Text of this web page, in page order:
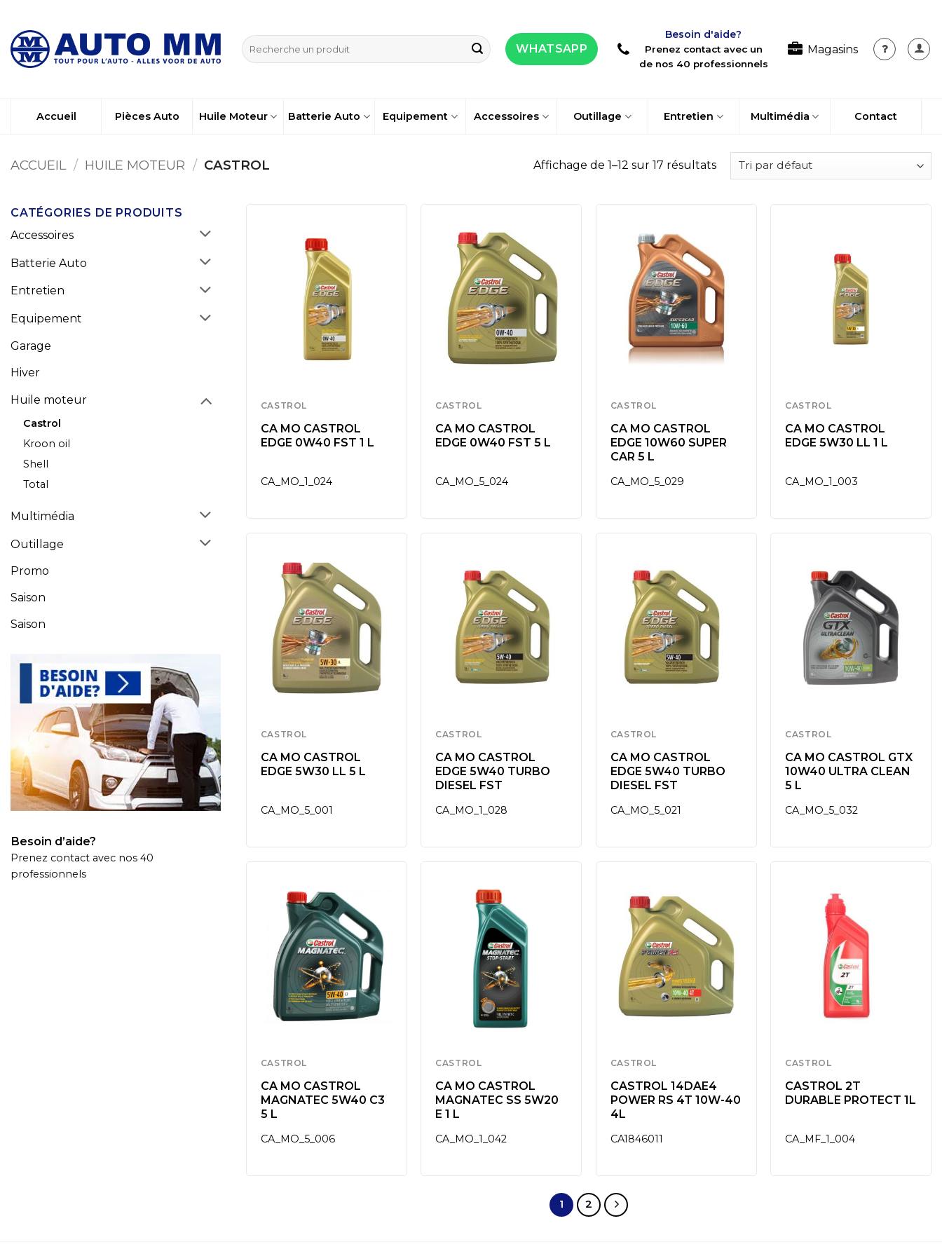
contenu
Recherche
pour :
WHATSAPP
Besoin d'aide?
Prenez contact avec un
de nos 40 professionnels
Magasins
Accueil Pièces Auto Huile Moteur Batterie Auto Equipement Accessoires Outillage Entretien Multimédia Contact
ACCUEIL / HUILE MOTEUR / CASTROL Affichage de 1–12 sur 17 résultats
CATÉGORIES DE PRODUITS
Accessoires
Batterie Auto
Entretien
Equipement
Garage
Hiver
Huile moteur
Castrol
Kroon oil
Shell
Total
Multimédia
Outillage
Promo
Saison
Saison
Besoin d’aide?
Prenez contact avec nos 40
professionnels
CASTROL
CA MO CASTROL
EDGE 0W40 FST 1 L
CA_MO_1_024
CASTROL
CA MO CASTROL
EDGE 0W40 FST 5 L
CA_MO_5_024
CASTROL
CA MO CASTROL
EDGE 10W60 SUPER
CAR 5 L
CA_MO_5_029
CASTROL
CA MO CASTROL
EDGE 5W30 LL 1 L
CA_MO_1_003
CASTROL
CA MO CASTROL
EDGE 5W30 LL 5 L
CA_MO_5_001
CASTROL
CA MO CASTROL
EDGE 5W40 TURBO
DIESEL FST
CA_MO_1_028
CASTROL
CA MO CASTROL
EDGE 5W40 TURBO
DIESEL FST
CA_MO_5_021
CASTROL
CA MO CASTROL GTX
10W40 ULTRA CLEAN
5 L
CA_MO_5_032
CASTROL
CA MO CASTROL
MAGNATEC 5W40 C3
5 L
CA_MO_5_006
CASTROL
CA MO CASTROL
MAGNATEC SS 5W20
E 1 L
CA_MO_1_042
CASTROL
CASTROL 14DAE4
POWER RS 4T 10W-40
4L
CA1846011
CASTROL
CASTROL 2T
DURABLE PROTECT 1L
CA_MF_1_004
1 2